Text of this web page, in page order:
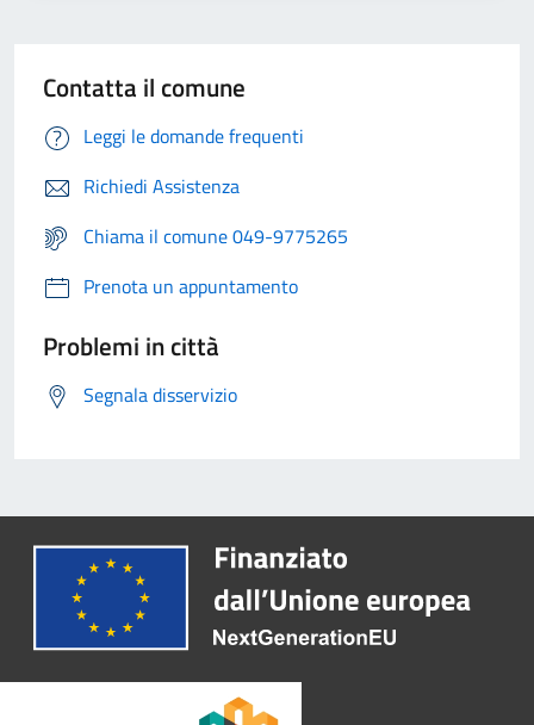
Contatta il comune
Leggi le domande frequenti
Richiedi Assistenza
Chiama il comune 049-9775265
Prenota un appuntamento
Problemi in città
Segnala disservizio